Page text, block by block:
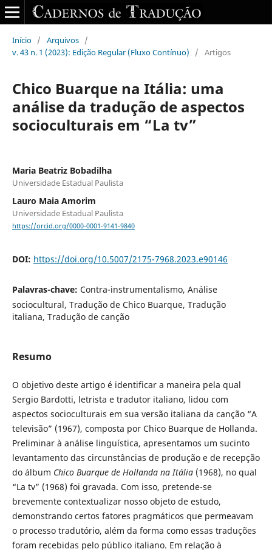
Início / Arquivos /
v. 43 n. 1 (2023): Edição Regular (Fluxo Contínuo)
/ Artigos
Chico Buarque na Itália: uma
análise da tradução de aspectos
socioculturais em “La tv”
Maria Beatriz Bobadilha
Universidade Estadual Paulista
Lauro Maia Amorim
Universidade Estadual Paulista
https://orcid.org/0000-0001-9141-9840
DOI: https://doi.org/10.5007/2175-7968.2023.e90146
Palavras-chave: Contra-instrumentalismo, Análise
sociocultural, Tradução de Chico Buarque, Tradução
italiana, Tradução de canção
Resumo
O objetivo deste artigo é identificar a maneira pela qual
Sergio Bardotti, letrista e tradutor italiano, lidou com
aspectos socioculturais em sua versão italiana da canção “A
televisão” (1967), composta por Chico Buarque de Hollanda.
Preliminar à análise linguística, apresentamos um sucinto
levantamento das circunstâncias de produção e de recepção
do álbum Chico Buarque de Hollanda na Itália (1968), no qual
“La tv” (1968) foi gravada. Com isso, pretende-se
brevemente contextualizar nosso objeto de estudo,
demonstrando certos fatores pragmáticos que permeavam
o processo tradutório, além da forma como essas traduções
foram recebidas pelo público italiano. Em relação à